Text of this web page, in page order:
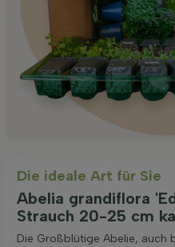
Die ideale Art für Sie
Abelia grandiflora
Strauch 20-25 cm
Die Großblütige Abelie, auch